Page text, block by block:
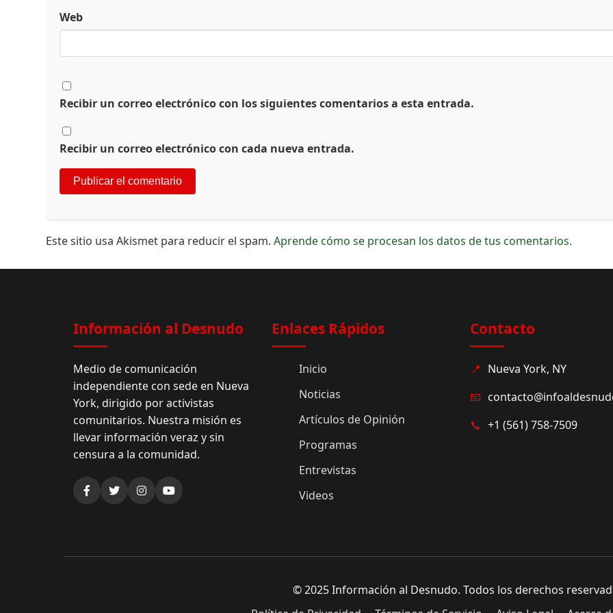
Web
Recibir un correo electrónico con los siguientes comentarios a esta entrada.
Recibir un correo electrónico con cada nueva entrada.
Este sitio usa Akismet para reducir el spam.Aprende cómo se procesan los datos de tus comentarios.
Información al Desnudo
Medio de comunicación
independiente con sede en Nueva
York, dirigido por activistas
comunitarios. Nuestra misión es
llevar información veraz y sin
censura a la comunidad.
Enlaces Rápidos
Inicio
Noticias
Artículos de Opinión
Programas
Entrevistas
Videos
Contacto
📍 Nueva York, NY
📧
📞 +1 (561) 758-7509
© 2025 Información al Desnudo. Todos los derechos